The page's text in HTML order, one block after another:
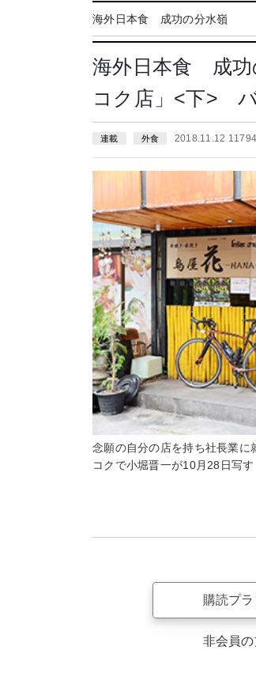
海外日本食 成功の分水嶺
海外日本食 成功
コク店」<下>
連載 外食 2018.11.12
念願の自分の店を持ち社長業に
コクで小堀晋一が10月28日写す
購読プ
非会員